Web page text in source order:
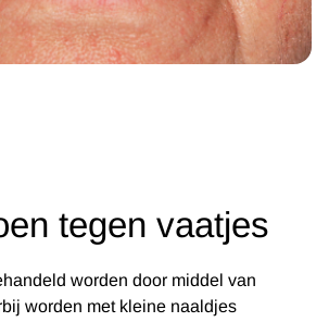
tegen vaatjes
worden door middel van
worden met kleine naaldjes